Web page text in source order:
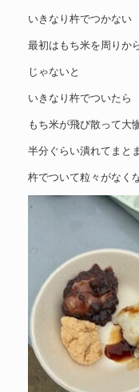
いきなり杵でつかない
最初はもち米を周りか
じゃないと
いきなり杵でついたら
もち米が飛び散って大
半分ぐらい潰れてまと
杵でついて粒々がなく